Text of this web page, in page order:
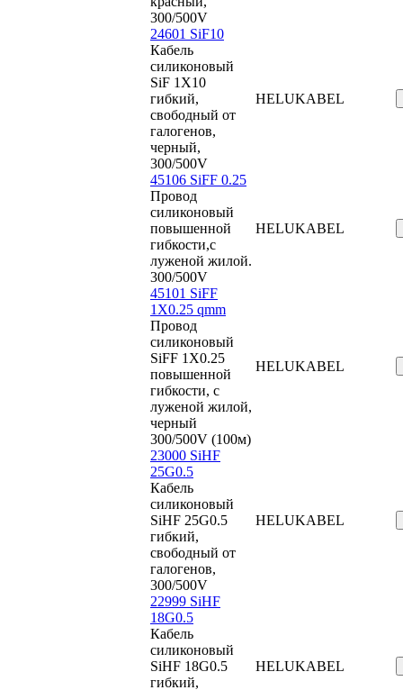
300/500V
24601 SiF10
Кабель
силиконовый
SiF 1X10
гибкий,
свободный от
галогенов,
черный,
300/500V
HELUKABEL
45106 SiFF 0.25
Провод
силиконовый
повышенной
гибкости,с
луженой жилой.
300/500V
HELUKABEL
45101 SiFF
1X0.25 qmm
Провод
силиконовый
SiFF 1X0.25
повышенной
гибкости, с
луженой жилой,
черный
300/500V (100м)
HELUKABEL
23000 SiHF
25G0.5
Кабель
силиконовый
SiHF 25G0.5
гибкий,
свободный от
галогенов,
300/500V
HELUKABEL
22999 SiHF
18G0.5
Кабель
силиконовый
SiHF 18G0.5
гибкий,
HELUKABEL